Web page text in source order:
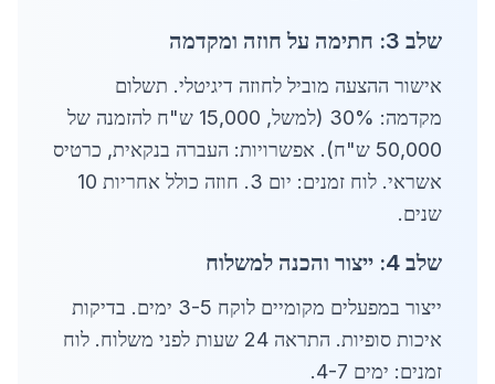
שלב 3: חתימה על חוזה ומקדמה
אישור ההצעה מוביל לחוזה דיגיטלי. תשלום
מקדמה: 30% (למשל, 15,000 ש"ח להזמנה של
50,000 ש"ח). אפשרויות: העברה בנקאית, כרטיס
אשראי. לוח זמנים: יום 3. חוזה כולל אחריות 10
שנים.
שלב 4: ייצור והכנה למשלוח
ייצור במפעלים מקומיים לוקח 3-5 ימים. בדיקות
איכות סופיות. התראה 24 שעות לפני משלוח. לוח
זמנים: ימים 4-7.